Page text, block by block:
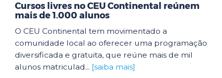
Cursos livres no CEU Continental reúnem
mais de 1.000 alunos
O CEU Continental tem movimentado a
comunidade local ao oferecer uma programação
diversificada e gratuita, que reúne mais de mil
alunos matriculad... [saiba mais]